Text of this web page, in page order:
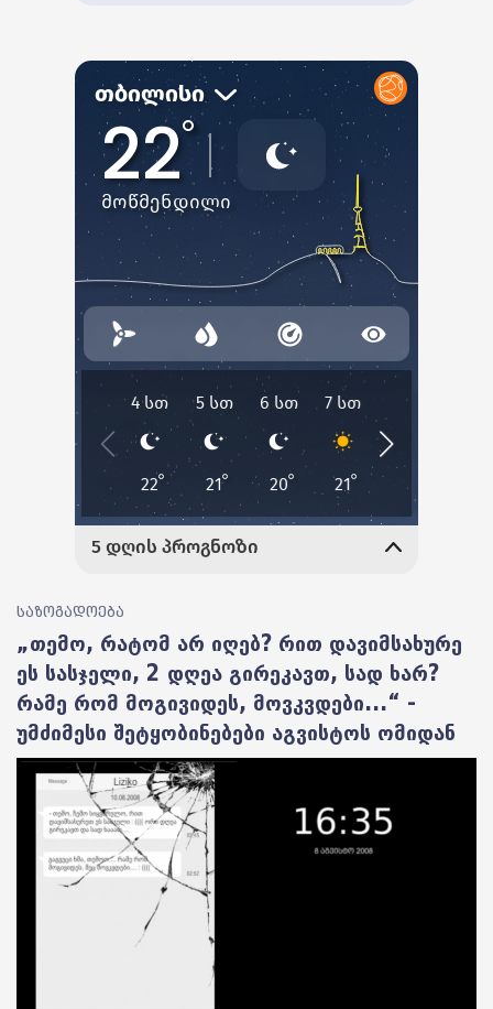
საზოგადოება
„თემო, რატომ არ იღებ? რით დავიმსახურე
ეს სასჯელი, 2 დღეა გირეკავთ, სად ხარ?
რამე რომ მოგივიდეს, მოვკვდები...“ -
უმძიმესი შეტყობინებები აგვისტოს ომიდან